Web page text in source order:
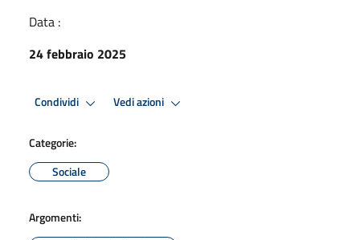
Data :
24 febbraio 2025
Condividi Vedi azioni
Categorie:
Sociale
Argomenti: